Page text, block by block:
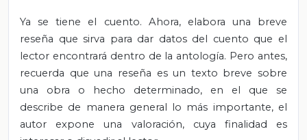
Ya se tiene el cuento. Ahora, elabora una breve
reseña que sirva para dar datos del cuento que el
lector encontrará dentro de la antología. Pero antes,
recuerda que una reseña es un texto breve sobre
una obra o hecho determinado, en el que se
describe de manera general lo más importante, el
autor expone una valoración, cuya finalidad es